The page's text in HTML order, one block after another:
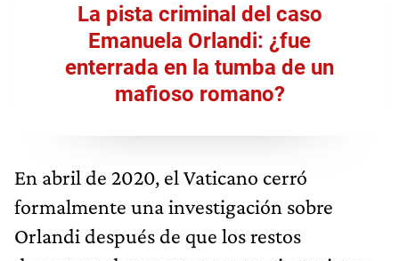
La pista criminal del caso
Emanuela Orlandi: ¿fue
enterrada en la tumba de un
mafioso romano?
En abril de 2020, el Vaticano cerró
formalmente una investigación sobre
Orlandi después de que los restos